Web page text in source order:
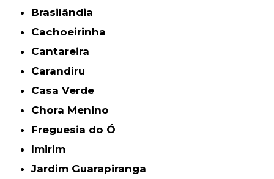
Brasilândia
Cachoeirinha
Cantareira
Carandiru
Casa Verde
Chora Menino
Freguesia do Ó
Imirim
Jardim Guarapiranga